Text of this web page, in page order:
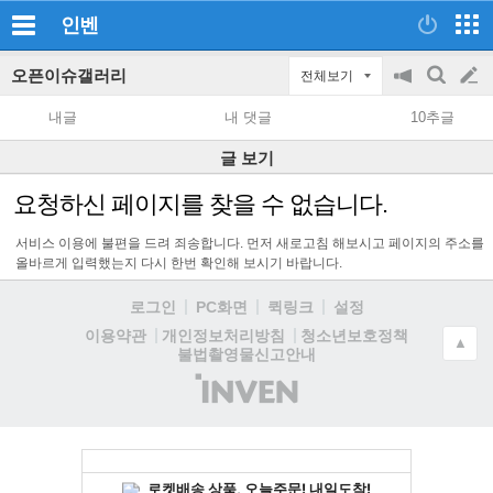
인벤
오픈이슈갤러리 전체보기
공
지
on/off
검
색
글
쓰
기
내글 내 댓글 10추글
글 보기
요청하신 페이지를 찾을 수 없습니다.
서비스 이용에 불편을 드려 죄송합니다. 먼저 새로고침 해보시고 페이지의 주소를
올바르게 입력했는지 다시 한번 확인해 보시기 바랍니다.
로그인 PC화면 퀵링크
설정
이용약관
개인정보처리방침
청소년보호정책
불법촬영물신고안내
(주)
인
▲